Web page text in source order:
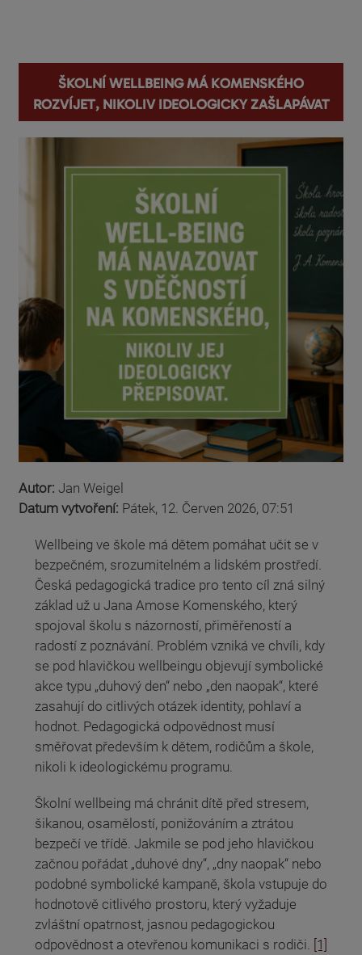
Školní wellbeing má Komenského
rozvíjet, nikoliv ideologicky zašlapávat
Autor: Jan Weigel
Datum vytvoření: Pátek, 12. Červen 2026, 07:51
Wellbeing ve škole má dětem pomáhat učit se v
bezpečném, srozumitelném a lidském prostředí.
Česká pedagogická tradice pro tento cíl zná silný
základ už u Jana Amose Komenského, který
spojoval školu s názorností, přiměřeností a
radostí z poznávání. Problém vzniká ve chvíli, kdy
se pod hlavičkou wellbeingu objevují symbolické
akce typu „duhový den“ nebo „den naopak“, které
zasahují do citlivých otázek identity, pohlaví a
hodnot. Pedagogická odpovědnost musí
směřovat především k dětem, rodičům a škole,
nikoli k ideologickému programu.
Školní wellbeing má chránit dítě před stresem,
šikanou, osamělostí, ponižováním a ztrátou
bezpečí ve třídě. Jakmile se pod jeho hlavičkou
začnou pořádat „duhové dny“, „dny naopak“ nebo
podobné symbolické kampaně, škola vstupuje do
hodnotově citlivého prostoru, který vyžaduje
zvláštní opatrnost, jasnou pedagogickou
odpovědnost a otevřenou komunikaci s rodiči. [1]